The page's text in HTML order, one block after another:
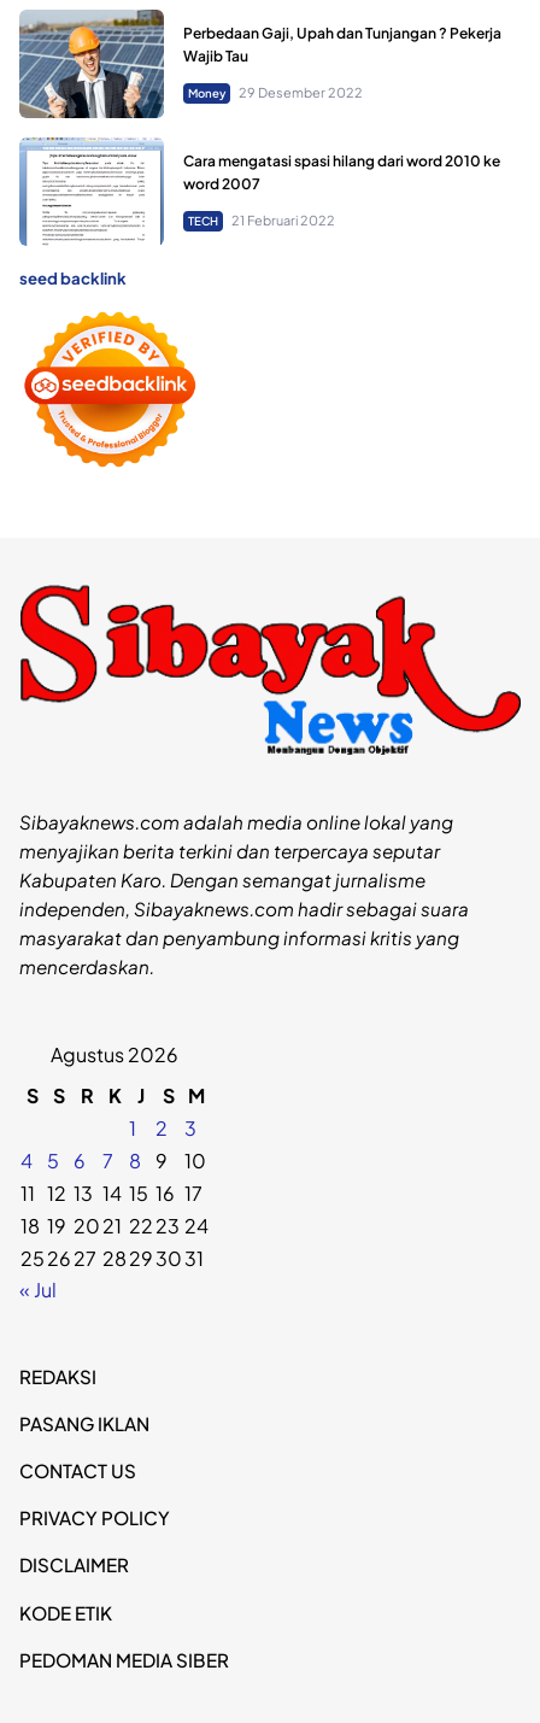
Perbedaan Gaji, Upah dan Tunjangan ? Pekerja
Wajib Tau
Money 29 Desember 2022
Cara mengatasi spasi hilang dari word 2010 ke
word 2007
TECH 21 Februari 2022
seed backlink
Sibayaknews.com adalah media online lokal yang
menyajikan berita terkini dan terpercaya seputar
Kabupaten Karo. Dengan semangat jurnalisme
independen, Sibayaknews.com hadir sebagai suara
masyarakat dan penyambung informasi kritis yang
mencerdaskan.
Agustus 2026
S S R K J S M
1
2
3
4
5 6 7 8 9
10
11 12 13 14 15 16 17
18 19 2021 2223 24
252627 28293031
« Jul
REDAKSI
PASANG IKLAN
CONTACT US
PRIVACY POLICY
DISCLAIMER
KODE ETIK
PEDOMAN MEDIA SIBER